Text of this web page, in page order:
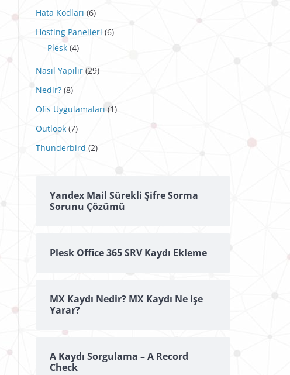
Hata Kodları (6)
Hosting Panelleri (6)
Plesk (4)
Nasıl Yapılır (29)
Nedir? (8)
Ofis Uygulamaları (1)
Outlook (7)
Thunderbird (2)
Yandex Mail Sürekli Şifre Sorma
Sorunu Çözümü
Plesk Office 365 SRV Kaydı Ekleme
MX Kaydı Nedir? MX Kaydı Ne işe
Yarar?
A Kaydı Sorgulama – A Record
Check